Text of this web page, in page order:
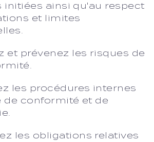
initiées ainsi qu'au respect
et limites
et prévenez les risques de
les procédures internes
de conformité et de
les obligations relatives